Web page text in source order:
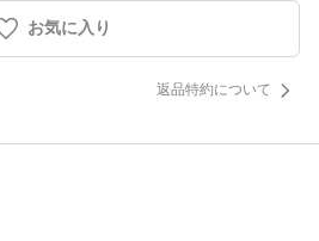
お気に入り
返品特約について